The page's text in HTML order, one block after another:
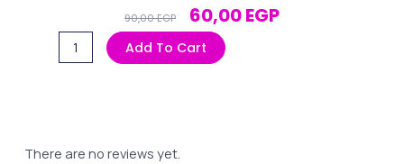
90,00EGP Original
Price
Was:
60,00EGPCurrent
Add To Cart
There are no reviews yet.